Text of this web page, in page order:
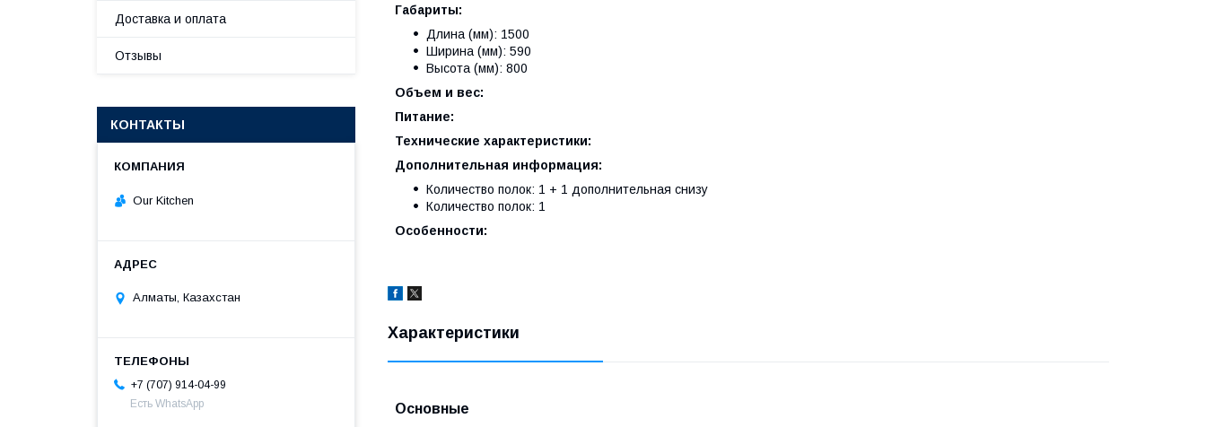
Габариты:
Длина (мм): 1500
Ширина (мм): 590
Высота (мм): 800
Объем и вес:
Питание:
Технические характеристики:
Дополнительная информация:
Количество полок: 1 + 1 дополнительная снизу
Количество полок: 1
Особенности:
Характеристики
Основные
Доставка и оплата
Отзывы
КОНТАКТЫ
Our Kitchen
Алматы, Казахстан
+7 (707) 914-04-99
Есть WhatsApp